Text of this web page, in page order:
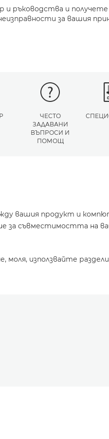
ръководства и
за вашия
ЧЕСТО
ЗАДАВАНИ
ВЪПРОСИ И
ПОМОЩ
вашия продукт и
за съвместимостта на
моля, използвайте